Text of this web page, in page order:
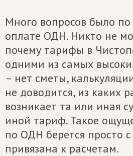
Много вопросов было
оплате ОДН. Никто не
почему тарифы в
одними из самых
– нет сметы,
не доводится, из каких
возникает та или иная
иной тариф. Такое
по ОДН берется просто
привязана к расчетам.